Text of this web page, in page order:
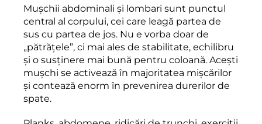
Mușchii abdominali și lombari sunt punctul
central al corpului, cei care leagă partea de
sus cu partea de jos. Nu e vorba doar de
„pătrățele”, ci mai ales de stabilitate, echilibru
și o susținere mai bună pentru coloană. Acești
mușchi se activează în majoritatea mișcărilor
și contează enorm în prevenirea durerilor de
spate.